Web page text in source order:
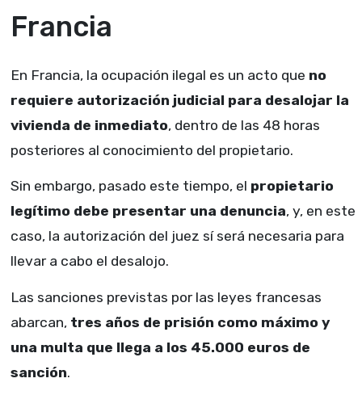
Francia
En Francia, la ocupación ilegal es un acto que no
requiere autorización judicial para desalojar la
vivienda de inmediato, dentro de las 48 horas
posteriores al conocimiento del propietario.
Sin embargo, pasado este tiempo, el propietario
legítimo debe presentar una denuncia, y, en este
caso, la autorización del juez sí será necesaria para
llevar a cabo el desalojo.
Las sanciones previstas por las leyes francesas
abarcan, tres años de prisión como máximo y
una multa que llega a los 45.000 euros de
sanción.